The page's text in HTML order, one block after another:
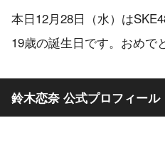
本日12月28日（水）は
19歳の誕生日です。おめで
鈴木恋奈 公式プロフィール